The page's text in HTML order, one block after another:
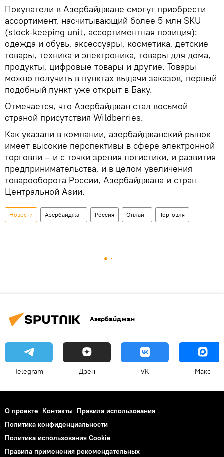
Покупатели в Азербайджане смогут приобрести
ассортимент, насчитывающий более 5 млн SKU
(stock-keeping unit, ассортиментная позиция):
одежда и обувь, аксессуары, косметика, детские
товары, техника и электроника, товары для дома,
продукты, цифровые товары и другие. Товары
можно получить в пунктах выдачи заказов, первый
подобный пункт уже открыт в Баку.
Отмечается, что Азербайджан стал восьмой
страной присутствия Wildberries.
Как указали в компании, азербайджанский рынок
имеет высокие перспективы в сфере электронной
торговли – и с точки зрения логистики, и развития
предпринимательства, и в целом увеличения
товарооборота России, Азербайджана и стран
Центральной Азии.
Новости Азербайджан Россия Онлайн Торговля
Азербайджан
Telegram Дзен VK Макс
О проекте Контакты Правила использования
Политика конфиденциальности
Политика использования Cookie
Правила применения рекомендательных